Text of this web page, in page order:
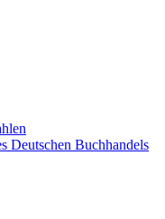
Deutschen Buchhandels